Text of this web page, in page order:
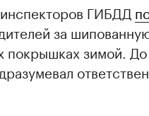
ГИБДД
за
покрышках зимой. До